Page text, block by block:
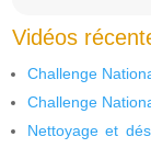
Vidéos
Challenge
Challenge
Nettoyage et